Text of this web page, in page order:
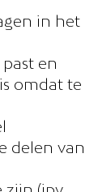
in het
en
omdat te
delen van